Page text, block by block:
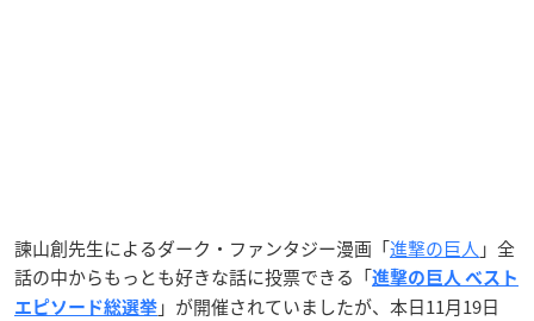
諫山創先生によるダーク・ファンタジー漫画「進撃の巨人 」全
話の中からもっとも好きな話に投票できる「進撃の巨人 べスト
エピソード総選挙 」が開催されていましたが、本日11月19日